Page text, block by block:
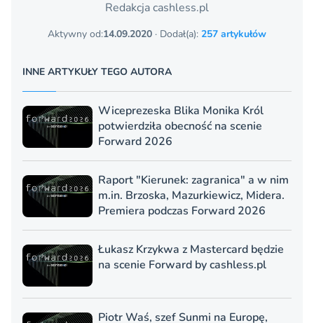
Redakcja cashless.pl
Aktywny od:14.09.2020 · Dodał(a): 257 artykułów
INNE ARTYKUŁY TEGO AUTORA
Wiceprezeska Blika Monika Król
potwierdziła obecność na scenie
Forward 2026
Raport "Kierunek: zagranica" a w nim
m.in. Brzoska, Mazurkiewicz, Midera.
Premiera podczas Forward 2026
Łukasz Krzykwa z Mastercard będzie
na scenie Forward by cashless.pl
Piotr Waś, szef Sunmi na Europę,